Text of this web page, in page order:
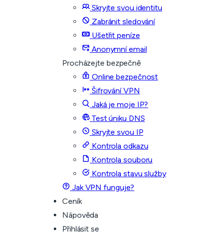
Skryjte svou identitu
Zabránit sledování
Ušetřit peníze
Anonymní email
Procházejte bezpečně
Online bezpečnost
Šifrování VPN
Jaká je moje IP?
Test úniku DNS
Skryjte svou IP
Kontrola odkazu
Kontrola souboru
Kontrola stavu služby
Jak VPN funguje?
Ceník
Nápověda
Přihlásit se